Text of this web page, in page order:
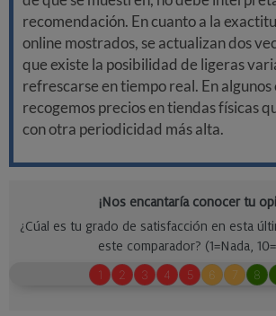
recomendación. En cuanto a la
online mostrados, se actualizan dos
que existe la posibilidad de ligeras
refrescarse en tiempo real. En
recogemos precios en tiendas físicas
con otra periodicidad más alta.